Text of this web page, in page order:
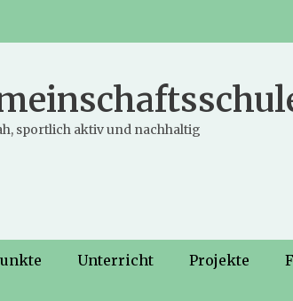
sportlich aktiv und nachhaltig
Unterricht Projekte